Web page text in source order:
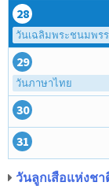
28
วันเฉลิมพระชนมพร
29
วันภาษาไทย
30
31
วันลูกเสือแห่งชา